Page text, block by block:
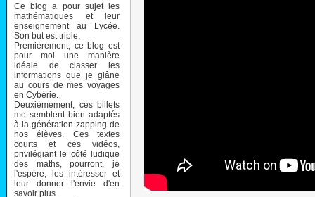
Ce blog a pour sujet les
mathématiques et leur
enseignement au Lycée.
Son but est triple.
Premièrement, ce blog est
pour moi une manière
idéale de classer les
informations que je glâne
au cours de mes voyages
en Cybérie.
Deuxièmement, ces billets
me semblent bien adaptés
à la génération zapping de
nos élèves. Ces textes
courts et ces vidéos,
privilégiant le côté ludique
des maths, pourront, je
l'espère, les intéresser et
leur donner l'envie d'en
savoir plus.